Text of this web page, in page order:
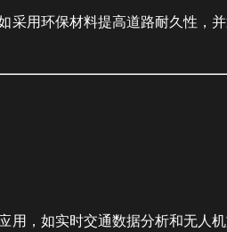
采用环保材料提高道路耐久性，
用，如实时交通数据分析和无人